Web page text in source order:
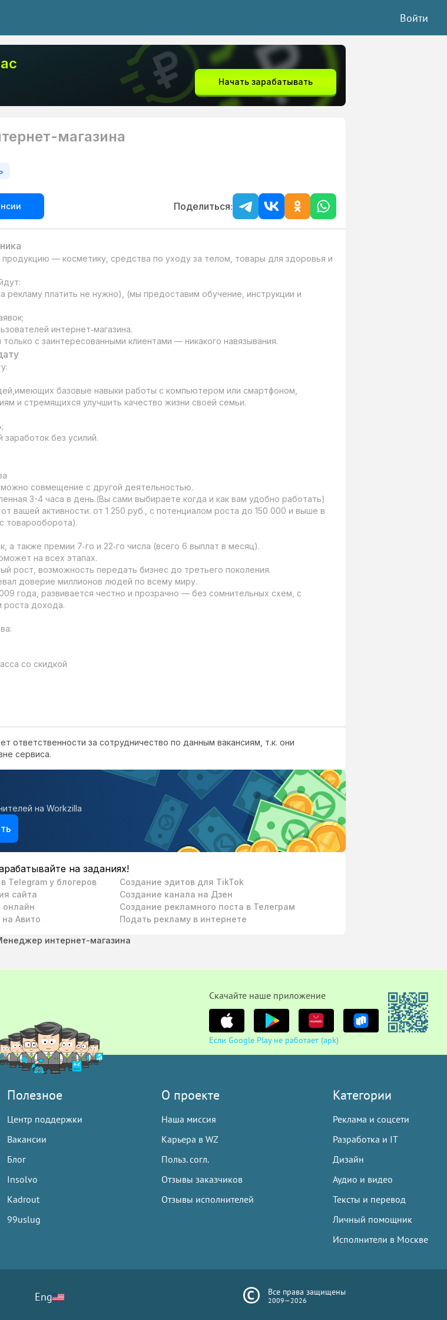
Войти
Начать зарабатывать
магазина
Поделиться:
— косметику, средства по уходу за телом, товары для здоровья и
рекламу платить не нужно), (мы предоставим обучение, инструкции и
интернет‑магазина.
с заинтересованными клиентами — никакого навязывания.
базовые навыки работы с компьютером или смартфоном,
и стремящихся улучшить качество жизни своей семьи.
заработок без усилий.
совмещение с другой деятельностью.
3-4 часа в день.(Вы сами выбираете когда и как вам удобно работать)
вашей активности: от 1 250 руб., с потенциалом роста до 150 000 и выше в
товарооборота).
а также премии 7‑го и 22‑го числа (всего 6 выплат в месяц).
на всех этапах.
рост, возможность передать бизнес до третьего поколения.
доверие миллионов людей по всему миру.
года, развивается честно и прозрачно — без сомнительных схем, с
роста дохода.
со скидкой
ответственности за сотрудничество по данным вакансиям, т.к. они
сервиса.
на Workzilla
на заданиях!
Telegram у блогеров
сайта
онлайн
Авито
Создание эдитов для TikTok
Создание канала на Дзен
Создание рекламного поста в Телеграм
Подать рекламу в интернете
интернет-магазина
Cкачайте наше приложение
Если Google Play не работает (apk)
Полезное
Центр поддержки
Вакансии
Блог
Insolvo
Kadrout
99uslug
О проекте
Наша миссия
Карьера в WZ
Польз. согл.
Отзывы заказчиков
Отзывы исполнителей
Категории
Реклама и соцсети
Разработка и IT
Дизайн
Аудио и видео
Тексты и перевод
Личный помощник
Исполнители в Москве
Eng Все права защищены
2009—2026